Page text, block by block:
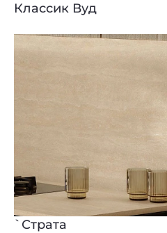
Классик Вуд
`Страта